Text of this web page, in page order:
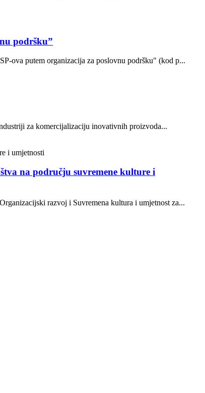
podršku”
ova putem organizacija za poslovnu podršku" (kod p...
za komercijalizaciju inovativnih proizvoda...
na području suvremene kulture i
razvoj i Suvremena kultura i umjetnost za...